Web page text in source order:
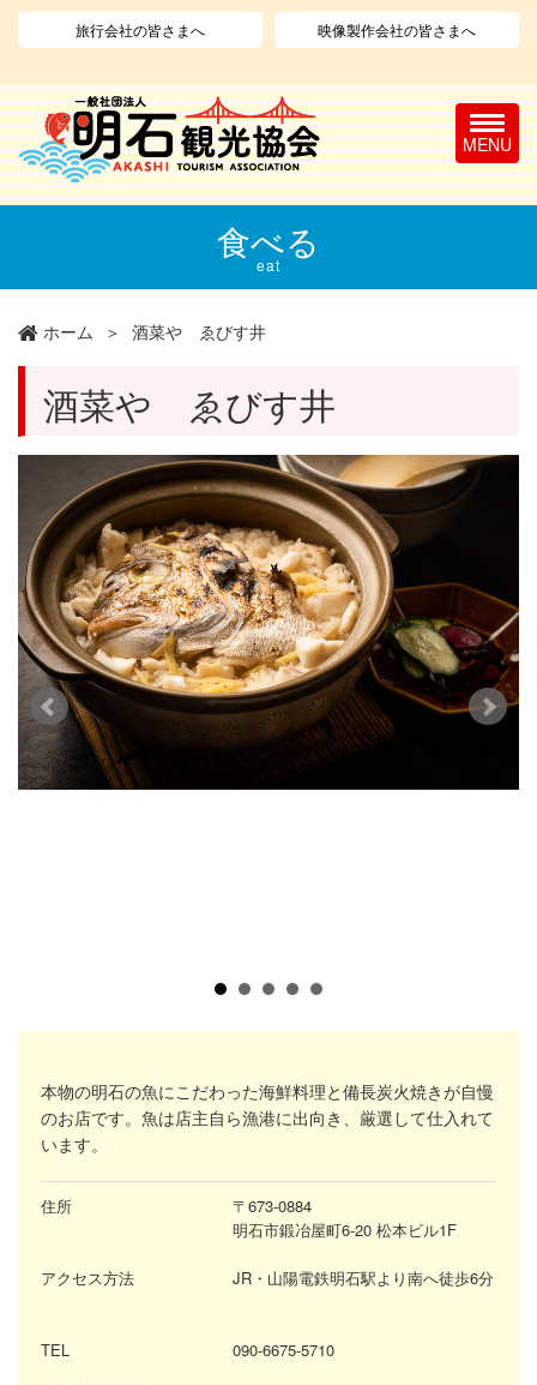
コ
旅行会社の皆さまへ 映像製作会社の皆さまへ
T
o
g
g
a
o
食べる
eat
ホーム 酒菜や ゑびす井
酒菜や ゑびす井
本物の明石の魚にこだわった海鮮料理と備長炭火焼きが自慢
のお店です。魚は店主自ら漁港に出向き、厳選して仕入れて
います。
住所
〒673-0884
明石市鍛冶屋町6-20 松本ビル1F
アクセス方法 JR・山陽電鉄明石駅より南へ徒歩6分
TEL 090-6675-5710